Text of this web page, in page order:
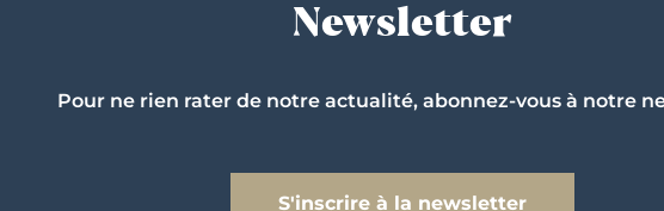
Newsletter
Pour ne rien rater de notre actualité, abonnez-vous à notre
S'inscrire à la newsletter